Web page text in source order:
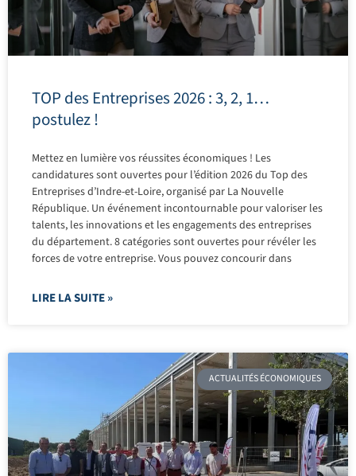
TOP des Entreprises 2026 : 3, 2, 1…
postulez !
Mettez en lumière vos réussites économiques ! Les
candidatures sont ouvertes pour l’édition 2026 du Top des
Entreprises d’Indre-et-Loire, organisé par La Nouvelle
République. Un événement incontournable pour valoriser les
talents, les innovations et les engagements des entreprises
du département. 8 catégories sont ouvertes pour révéler les
forces de votre entreprise. Vous pouvez concourir dans
LIRE LA SUITE »
ACTUALITÉS ÉCONOMIQUES